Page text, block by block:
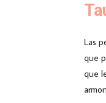
Las
que
que